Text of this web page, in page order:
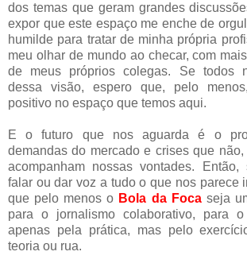
dos temas que geram grandes
expor que este espaço me enche de
humilde para tratar de minha própria
meu olhar de mundo ao checar, com
de meus próprios colegas. Se todos
dessa visão, espero que, pelo
positivo no espaço que temos aqui.
E o futuro que nos aguarda é o
demandas do mercado e crises que não,
acompanham nossas vontades.
falar ou dar voz a tudo o que nos parece
que pelo menos o Bola da Focaseja
para o jornalismo colaborativo, para
apenas pela prática, mas pelo
teoria ou rua.